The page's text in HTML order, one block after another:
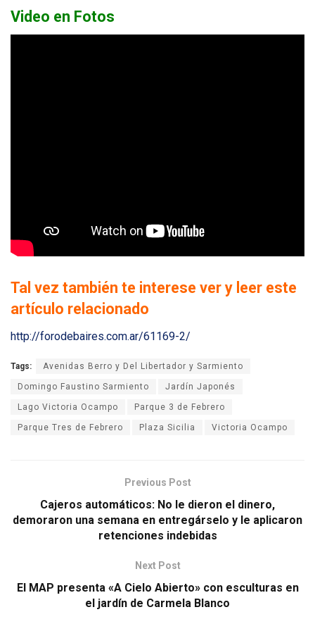
Video en Fotos
Tal vez también te interese ver y leer este
artículo relacionado
http://forodebaires.com.ar/61169-2/
Tags: Avenidas Berro y Del Libertador y Sarmiento
Domingo Faustino Sarmiento Jardín Japonés
Lago Victoria Ocampo Parque 3 de Febrero
Parque Tres de Febrero Plaza Sicilia Victoria Ocampo
Previous Post
Cajeros automáticos: No le dieron el dinero,
demoraron una semana en entregárselo y le aplicaron
retenciones indebidas
Next Post
El MAP presenta «A Cielo Abierto» con esculturas en
el jardín de Carmela Blanco